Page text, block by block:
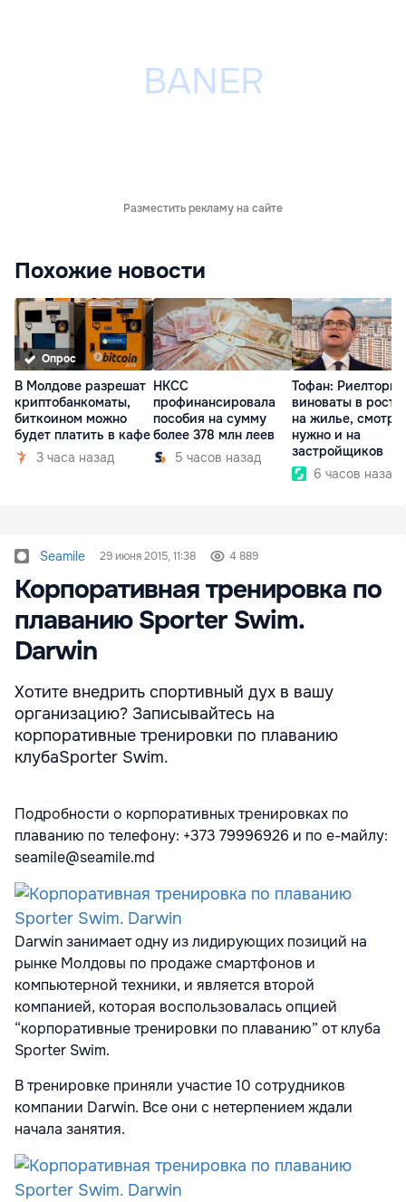
Разместить рекламу на сайте
Похожие новости
Опрос
В Молдове разрешат
криптобанкоматы,
биткоином можно
будет платить в кафе
3 часа назад
НКСС
профинансировала
пособия на сумму
более 378 млн леев
5 часов назад
Тофан: Риелторы
виноваты в росте
на жилье,
нужно и на
застройщиков
6 часов назад
Seamile 29 июня 2015, 11:38 4 889
Корпоративная тренировка по
плаванию Sporter Swim.
Darwin
Хотите внедрить спортивный дух в вашу
организацию? Записывайтесь на
корпоративные тренировки по плаванию
клубаSporter Swim.
Подробности о корпоративных тренировках по
плаванию по телефону: +373 79996926 и по е-майлу:
seamile@seamile.md
Darwin занимает одну из лидирующих позиций на
рынке Молдовы по продаже смартфонов и
компьютерной техники, и является второй
компанией, которая воспользовалась опцией
“корпоративные тренировки по плаванию” от клуба
Sporter Swim.
В тренировке приняли участие 10 сотрудников
компании Darwin. Все они с нетерпением ждали
начала занятия.